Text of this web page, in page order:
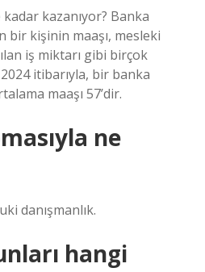
kazanıyor? Banka
bir kişinin maaşı, mesleki
iş miktarı gibi birçok
2024 itibarıyla, bir banka
maaşı 57’dir.
ne
danışmanlık.
hangi